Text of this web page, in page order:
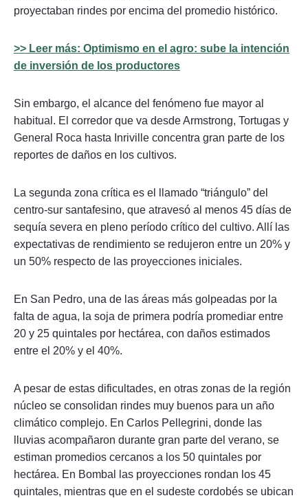
proyectaban rindes por encima del promedio histórico.
>> Leer más: Optimismo en el agro: sube la intención
de inversión de los productores
Sin embargo, el alcance del fenómeno fue mayor al
habitual. El corredor que va desde Armstrong, Tortugas y
General Roca hasta Inriville concentra gran parte de los
reportes de daños en los cultivos.
La segunda zona crítica es el llamado “triángulo” del
centro-sur santafesino, que atravesó al menos 45 días de
sequía severa en pleno período crítico del cultivo. Allí las
expectativas de rendimiento se redujeron entre un 20% y
un 50% respecto de las proyecciones iniciales.
En San Pedro, una de las áreas más golpeadas por la
falta de agua, la soja de primera podría promediar entre
20 y 25 quintales por hectárea, con daños estimados
entre el 20% y el 40%.
A pesar de estas dificultades, en otras zonas de la región
núcleo se consolidan rindes muy buenos para un año
climático complejo. En Carlos Pellegrini, donde las
lluvias acompañaron durante gran parte del verano, se
estiman promedios cercanos a los 50 quintales por
hectárea. En Bombal las proyecciones rondan los 45
quintales, mientras que en el sudeste cordobés se ubican